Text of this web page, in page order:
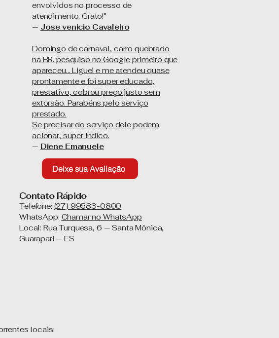
envolvidos no processo de
atendimento. Grato!”
— Jose venicio Cavaleiro
Domingo de carnaval, carro quebrado
na BR. pesquiso no Google primeiro que
apareceu... Liguei e me atendeu quase
prontamente e foi super educado,
prestativo, cobrou preço justo sem
extorsão. Parabéns pelo serviço
prestado.
Se precisar do serviço dele podem
acionar, super indico.
— Diene Emanuele
Deixe sua Avaliação
Contato Rápido
Telefone: (27) 99583-0800
WhatsApp: Chamar no WhatsApp
Local: Rua Turquesa, 6 — Santa Mônica,
Guarapari — ES
locais: